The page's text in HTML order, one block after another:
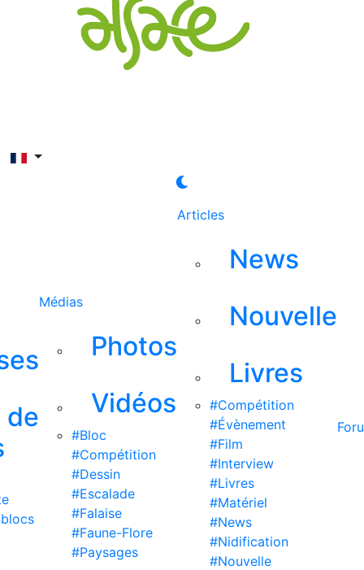
de
Médias
Photos
Vidéos
#Bloc
#Compétition
#Dessin
#Escalade
#Falaise
#Faune-Flore
#Paysages
Articles
News
Nouvelle
Livres
#Compétition
#Évènement
#Film
#Interview
#Livres
#Matériel
#News
#Nidification
#Nouvelle